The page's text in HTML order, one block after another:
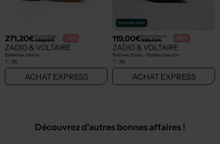
271,20€Prix boutique :
339,00€ -20%
ZADIG & VOLTAIRE
Ballerines marron
T : 36
ACHAT EXPRESS
Seconde main
119,00€Prix neuf estimé :
595,00€ -80%
ZADIG & VOLTAIRE
Bottines/Boots - Matière lisse noir
T : 38
ACHAT EXPRESS
Découvrez d'autres bonnes affaires !